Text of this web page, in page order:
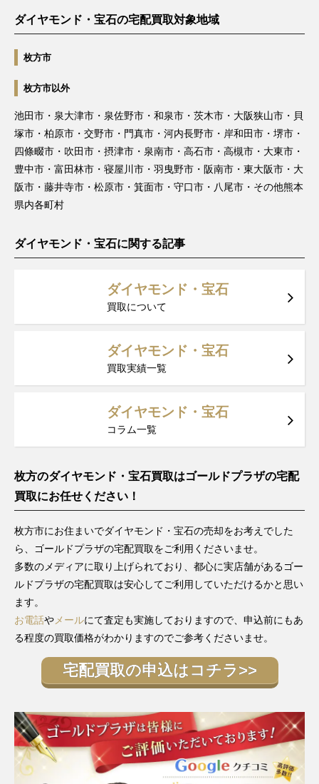
ダイヤモンド・宝石の宅配買取対象地域
枚方市
枚方市以外
池田市・泉大津市・泉佐野市・和泉市・茨木市・大阪狭山市・貝
塚市・柏原市・交野市・門真市・河内長野市・岸和田市・堺市・
四條畷市・吹田市・摂津市・泉南市・高石市・高槻市・大東市・
豊中市・富田林市・寝屋川市・羽曳野市・阪南市・東大阪市・大
阪市・藤井寺市・松原市・箕面市・守口市・八尾市・その他熊本
県内各町村
ダイヤモンド・宝石に関する記事
ダイヤモンド・宝石
買取について
ダイヤモンド・宝石
買取実績一覧
ダイヤモンド・宝石
コラム一覧
枚方のダイヤモンド・宝石買取はゴールドプラザの宅配
買取にお任せください！
枚方市にお住まいでダイヤモンド・宝石の売却をお考えでした
ら、ゴールドプラザの宅配買取をご利用くださいませ。
多数のメディアに取り上げられており、都心に実店舗があるゴー
ルドプラザの宅配買取は安心してご利用していただけるかと思い
ます。
お電話や メールにて査定も実施しておりますので、申込前にもあ
る程度の買取価格がわかりますのでご参考くださいませ。
宅配買取の申込はコチラ>>